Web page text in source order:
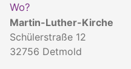
Wo?
Martin-Luther-Kirche
Schülerstraße 12
32756 Detmold